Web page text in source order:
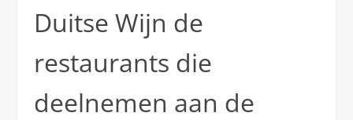
Duitse Wijn de
restaurants die
deelnemen aan de